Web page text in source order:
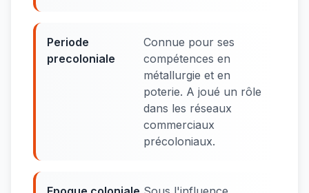
Periode
precoloniale
Connue pour ses
compétences en
métallurgie et en
poterie. A joué un rôle
dans les réseaux
commerciaux
précoloniaux.